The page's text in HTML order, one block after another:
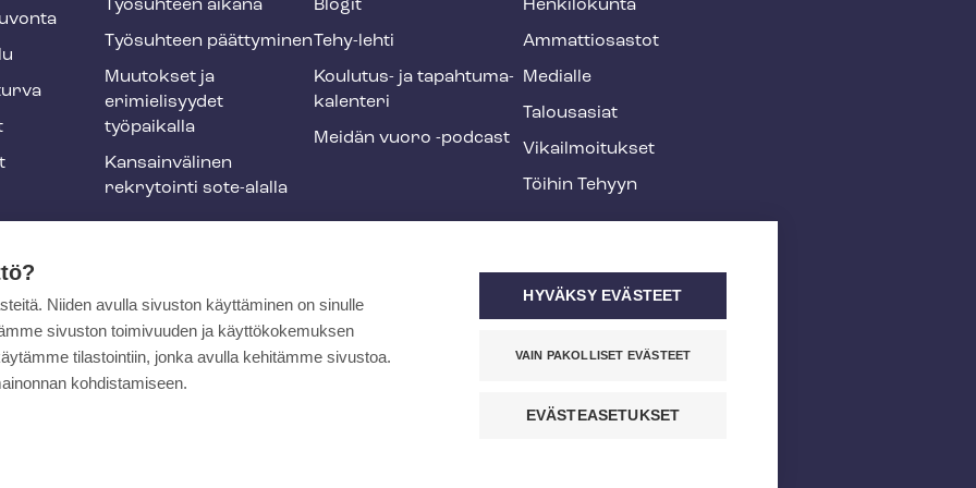
Työsuhteen aikana
Työsuhteen päättyminen
Muutokset ja
erimielisyydet
työpaikalla
Kansainvälinen
rekrytointi sote-alalla
Blogit
Tehy-lehti
Koulutus- ja ta­pah­tu­ma­
ka­len­te­ri
Meidän vuoro -podcast
Henkilökunta
Ammattiosastot
Medialle
Talousasiat
Vi­kail­moi­tuk­set
Töihin Tehyyn
Niiden avulla sivuston käyttäminen on sinulle
sivuston toimivuuden ja käyttökokemuksen
tilastointiin, jonka avulla kehitämme sivustoa.
kohdistamiseen.
HYVÄKSY EVÄSTEET
VAIN PAKOLLISET EVÄSTEET
EVÄSTEASETUKSET